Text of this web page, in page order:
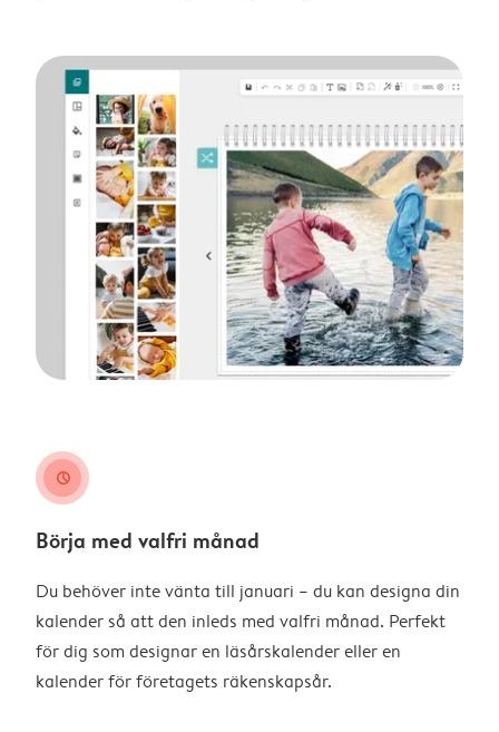
clock
Börja med valfri månad
Du behöver inte vänta till januari – du kan designa din
kalender så att den inleds med valfri månad. Perfekt
för dig som designar en läsårskalender eller en
kalender för företagets räkenskapsår.